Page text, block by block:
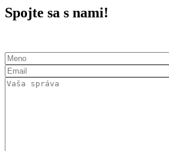
Spojte sa s nami!